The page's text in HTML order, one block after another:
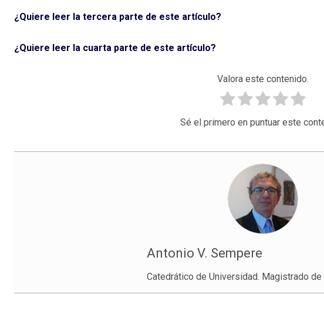
¿Quiere leer la tercera parte de este artículo?
¿Quiere leer la cuarta parte de este artículo?
Valora este contenido.
Sé el primero en puntuar este
Antonio V. Sempere
Catedrático de Universidad. Magistrado de